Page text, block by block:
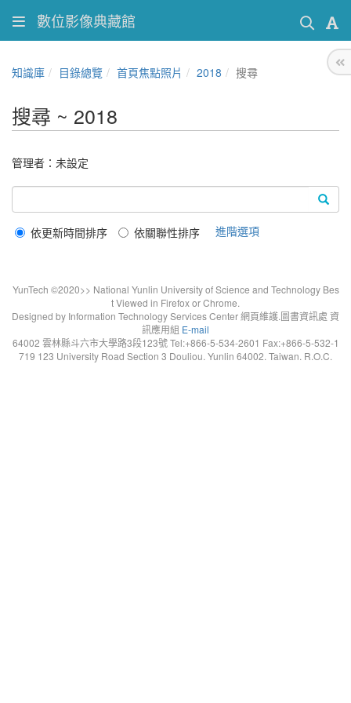
數位影像典藏館
知識庫 目錄總覽 首頁焦點照片 2018 搜尋
搜尋 ~ 2018
管理者：未設定
依更新時間排序 依關聯性排序 進階選項
YunTech ©2020>> National Yunlin University of Science and Technology Bes
t Viewed in Firefox or Chrome.
Designed by Information Technology Services Center 網頁維護.圖書資訊處 資
訊應用組 E-mail
64002 雲林縣斗六市大學路3段123號 Tel:+866-5-534-2601 Fax:+866-5-532-1
719 123 University Road Section 3 Douliou. Yunlin 64002. Taiwan. R.O.C.